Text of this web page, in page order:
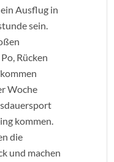
Ausflug in
sein.
Rücken
Woche
kommen.
die
und machen